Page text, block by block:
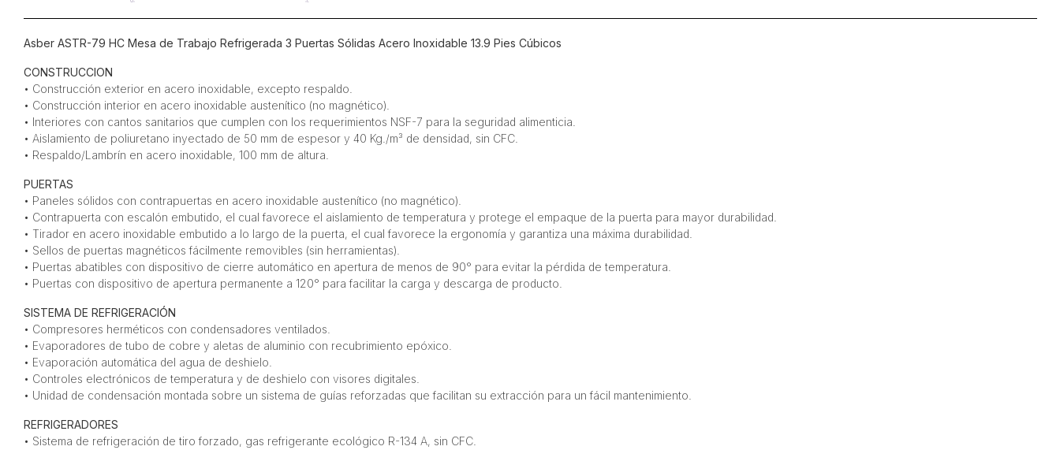
Asber ASTR-79 HC Mesa de Trabajo Refrigerada 3 Puertas Sólidas Acero Inoxidable 13.9 Pies Cúbicos
CONSTRUCCION
• Construcción exterior en acero inoxidable, excepto respaldo.
• Construcción interior en acero inoxidable austenítico (no magnético).
• Interiores con cantos sanitarios que cumplen con los requerimientos NSF-7 para la seguridad alimenticia.
• Aislamiento de poliuretano inyectado de 50 mm de espesor y 40 Kg./m³ de densidad, sin CFC.
• Respaldo/Lambrín en acero inoxidable, 100 mm de altura.
PUERTAS
• Paneles sólidos con contrapuertas en acero inoxidable austenítico (no magnético).
• Contrapuerta con escalón embutido, el cual favorece el aislamiento de temperatura y protege el empaque de la puerta para mayor durabilidad.
• Tirador en acero inoxidable embutido a lo largo de la puerta, el cual favorece la ergonomía y garantiza una máxima durabilidad.
• Sellos de puertas magnéticos fácilmente removibles (sin herramientas).
• Puertas abatibles con dispositivo de cierre automático en apertura de menos de 90° para evitar la pérdida de temperatura.
• Puertas con dispositivo de apertura permanente a 120° para facilitar la carga y descarga de producto.
SISTEMA DE REFRIGERACIÓN
• Compresores herméticos con condensadores ventilados.
• Evaporadores de tubo de cobre y aletas de aluminio con recubrimiento epóxico.
• Evaporación automática del agua de deshielo.
• Controles electrónicos de temperatura y de deshielo con visores digitales.
• Unidad de condensación montada sobre un sistema de guías reforzadas que facilitan su extracción para un fácil mantenimiento.
REFRIGERADORES
• Sistema de refrigeración de tiro forzado, gas refrigerante ecológico R-134 A, sin CFC.